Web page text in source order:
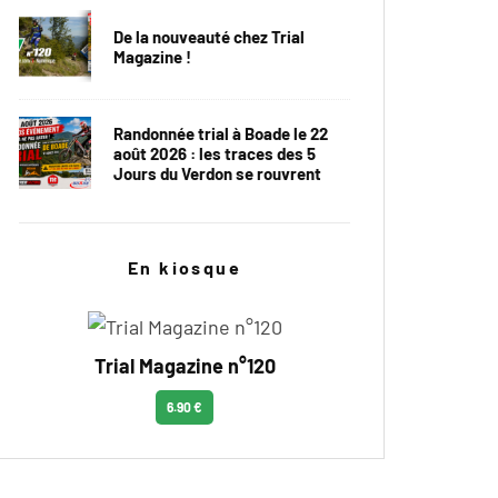
De la nouveauté chez Trial
Magazine !
Randonnée trial à Boade le 22
août 2026 : les traces des 5
Jours du Verdon se rouvrent
En kiosque
Trial Magazine n°120
6.90 €